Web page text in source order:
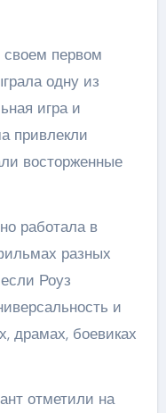
первом
одну из
игра и
привлекли
восторженные
работала в
разных
Роуз
и
драмах, боевиках
отметили на